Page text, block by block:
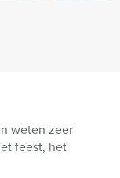
weten zeer
feest, het